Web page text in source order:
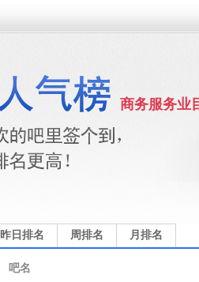
商务服务业
昨日排名 周排名 月排名
吧名